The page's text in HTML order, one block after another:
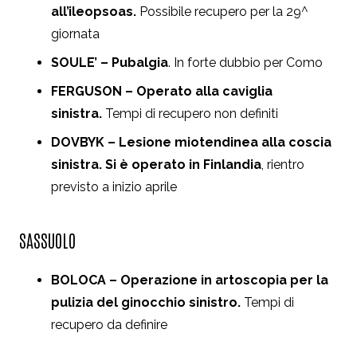
all’ileopsoas. Possibile recupero per la 29^
giornata
SOULE’ – Pubalgia. In forte dubbio per Como
FERGUSON – Operato alla caviglia
sinistra. Tempi di recupero non definiti
DOVBYK – Lesione miotendinea alla coscia
sinistra. Si è operato in Finlandia, rientro
previsto a inizio aprile
SASSUOLO
BOLOCA – Operazione in artoscopia per la
pulizia del ginocchio sinistro. Tempi di
recupero da definire